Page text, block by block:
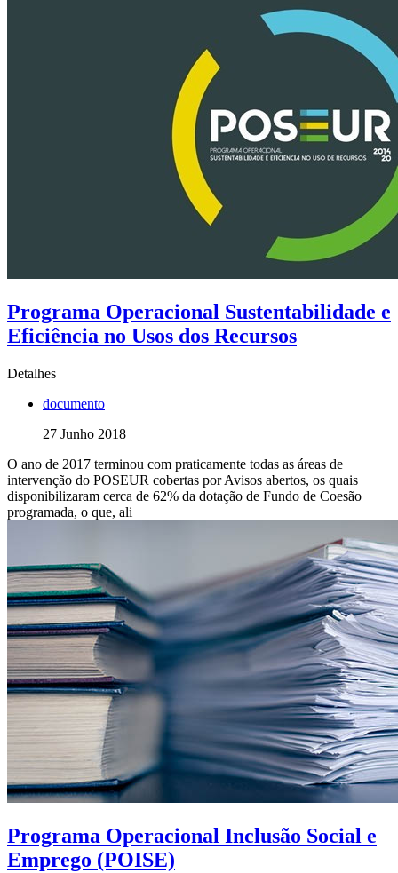
Programa Operacional Sustentabilidade e
Eficiência no Usos dos Recursos
Detalhes
documento
27 Junho 2018
O ano de 2017 terminou com praticamente todas as áreas de
intervenção do POSEUR cobertas por Avisos abertos, os quais
disponibilizaram cerca de 62% da dotação de Fundo de Coesão
programada, o que, ali
Programa Operacional Inclusão Social e
Emprego (POISE)